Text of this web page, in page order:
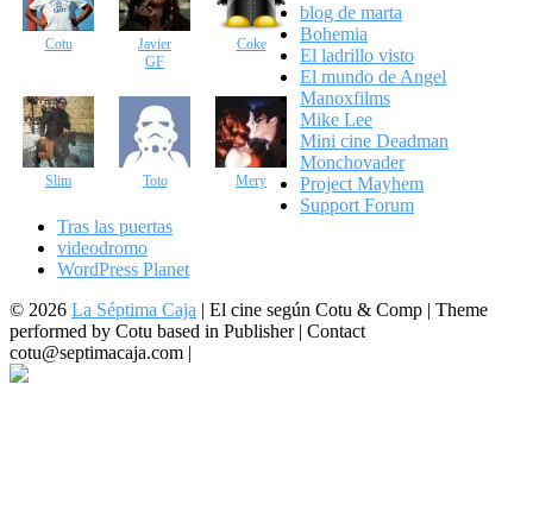
Cotu
Javier
GF
Coke
Slim Toto Mery
blog de marta
Bohemia
El ladrillo visto
El mundo de Angel
Manoxfilms
Mike Lee
Mini cine Deadman
Monchovader
Project Mayhem
Support Forum
Tras las puertas
videodromo
WordPress Planet
© 2026 La Séptima Caja | El cine según Cotu & Comp | Theme
performed by Cotu based in Publisher | Contact
cotu@septimacaja.com |